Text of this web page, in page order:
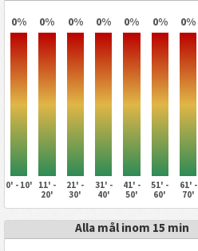
0% 0% 0% 0% 0% 0% 0%
0' - 10'
11' -
20'
21' -
30'
31' -
40'
41' -
50'
51' -
60'
61' -
70'
Alla mål inom 15 min